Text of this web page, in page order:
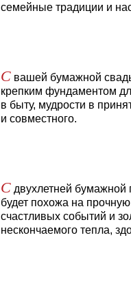
семейные традиции и
С вашей бумажной
крепким фундаментом
в быту, мудрости в
и совместного.
С двухлетней
будет похожа на
счастливых событий и
нескончаемого тепла,